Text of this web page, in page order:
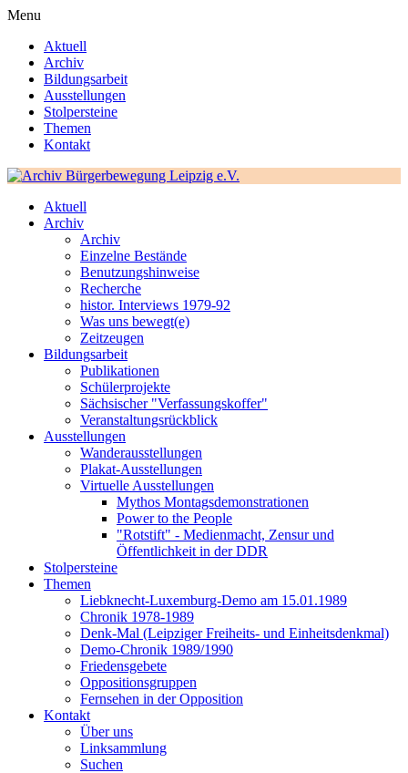
Menu
Aktuell
Archiv
Bildungsarbeit
Ausstellungen
Stolpersteine
Themen
Kontakt
Aktuell
Archiv
Archiv
Einzelne Bestände
Benutzungshinweise
Recherche
histor. Interviews 1979-92
Was uns bewegt(e)
Zeitzeugen
Bildungsarbeit
Publikationen
Schülerprojekte
Sächsischer "Verfassungskoffer"
Veranstaltungsrückblick
Ausstellungen
Wanderausstellungen
Plakat-Ausstellungen
Virtuelle Ausstellungen
Mythos Montagsdemonstrationen
Power to the People
"Rotstift" - Medienmacht, Zensur und
Öffentlichkeit in der DDR
Stolpersteine
Themen
Liebknecht-Luxemburg-Demo am 15.01.1989
Chronik 1978-1989
Denk-Mal (Leipziger Freiheits- und Einheitsdenkmal)
Demo-Chronik 1989/1990
Friedensgebete
Oppositionsgruppen
Fernsehen in der Opposition
Kontakt
Über uns
Linksammlung
Suchen